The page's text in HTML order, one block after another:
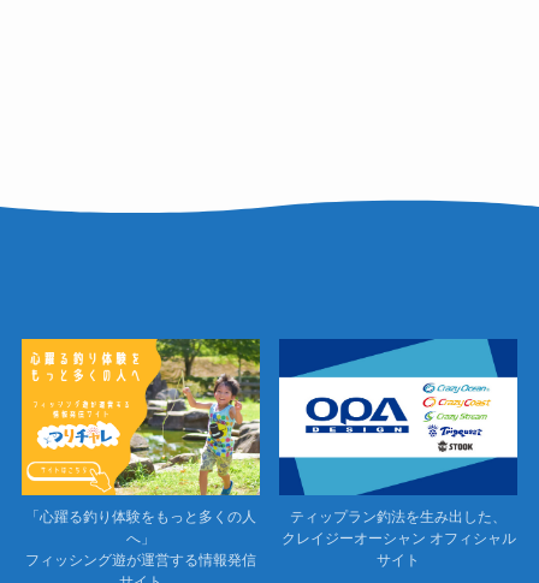
「心躍る釣り体験をもっと多くの人
へ」
フィッシング遊が運営する情報発信
ティップラン釣法を生み出した、
クレイジーオーシャン オフィシャル
サイト